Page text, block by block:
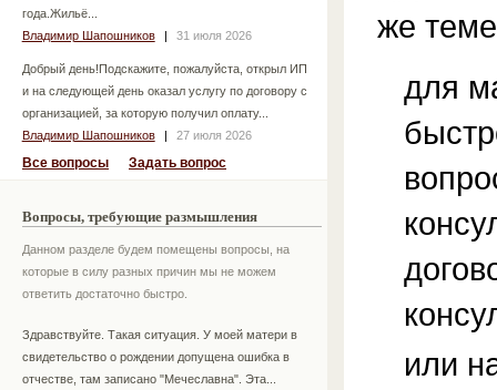
года.Жильё...
Владимир Шапошников
| 31 июля 2026
Добрый день!Подскажите, пожалуйста, открыл ИП
и на следующей день оказал услугу по договору с
организацией, за которую получил оплату...
Владимир Шапошников
| 27 июля 2026
Все вопросы Задать вопрос
Вопросы, требующие размышления
Данном разделе будем помещены вопросы, на
которые в силу разных причин мы не можем
ответить достаточно быстро.
Здравствуйте. Такая ситуация. У моей матери в
свидетельство о рождении допущена ошибка в
отчестве, там записано "Мечеславна". Эта...
же
для
или